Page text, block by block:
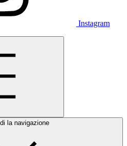
Instagram
la navigazione